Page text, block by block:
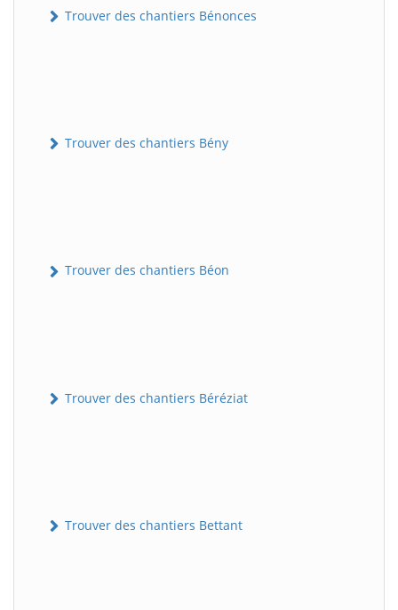
Trouver des chantiers Bénonces
Trouver des chantiers Bény
Trouver des chantiers Béon
Trouver des chantiers Béréziat
Trouver des chantiers Bettant